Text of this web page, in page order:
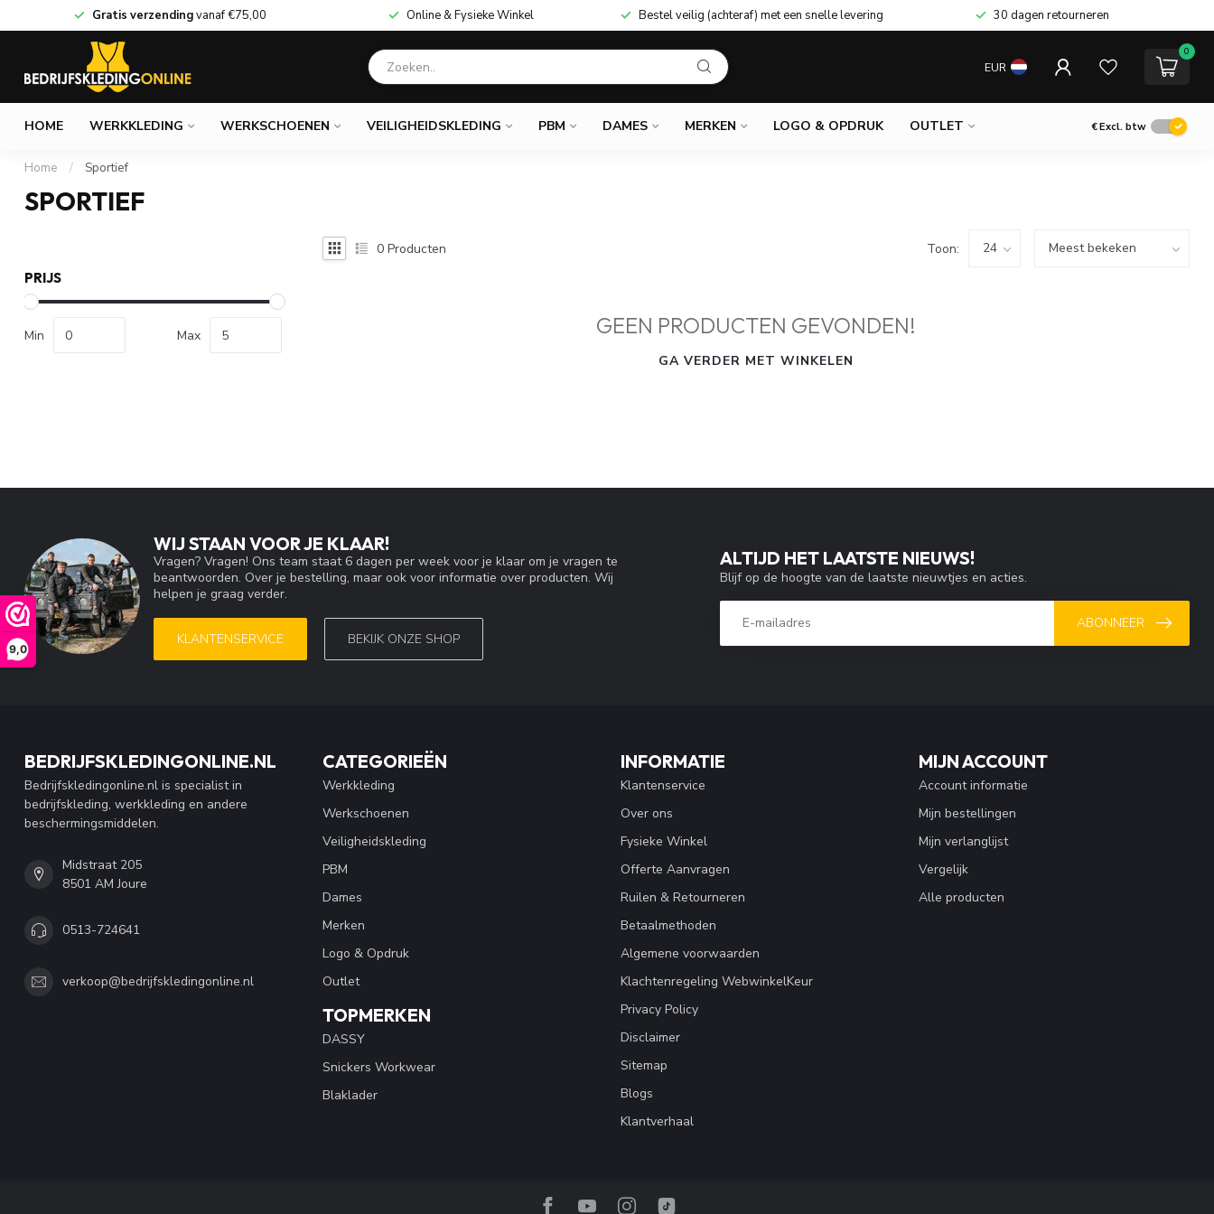
9,0
Gratis verzendingvanaf€75,00 Online & Fysieke Winkel Bestel veilig (achteraf) met een snelle levering 30 dagen retourneren
EUR
0
HOME WERKKLEDING WERKSCHOENEN VEILIGHEIDSKLEDING PBM DAMES MERKEN LOGO & OPDRUK OUTLET €Excl. btw
Home / Sportief
SPORTIEF
PRIJS
Min Max
0 Producten Toon:
GEEN PRODUCTEN GEVONDEN!
GA VERDER MET WINKELEN
WIJ STAAN VOOR JE KLAAR!
Vragen? Vragen! Ons team staat 6 dagen per week voor je klaar om je vragen te
beantwoorden. Over je bestelling, maar ook voor informatie over producten. Wij
helpen je graag verder.
KLANTENSERVICE BEKIJK ONZE SHOP
ALTIJD HET LAATSTE NIEUWS!
Blijf op de hoogte van de laatste nieuwtjes en acties.
ABONNEER
BEDRIJFSKLEDINGONLINE.NL
Bedrijfskledingonline.nl is specialist in
bedrijfskleding, werkkleding en andere
beschermingsmiddelen.
Midstraat 205
8501 AM Joure
0513-724641
verkoop@bedrijfskledingonline.nl
CATEGORIEËN
Werkkleding
Werkschoenen
Veiligheidskleding
PBM
Dames
Merken
Logo & Opdruk
Outlet
TOPMERKEN
DASSY
Snickers Workwear
Blaklader
INFORMATIE
Klantenservice
Over ons
Fysieke Winkel
Offerte Aanvragen
Ruilen & Retourneren
Betaalmethoden
Algemene voorwaarden
Klachtenregeling WebwinkelKeur
Privacy Policy
Disclaimer
Sitemap
Blogs
Klantverhaal
MIJN ACCOUNT
Account informatie
Mijn bestellingen
Mijn verlanglijst
Vergelijk
Alle producten